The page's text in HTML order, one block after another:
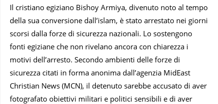
Il cristiano egiziano Bishoy Armiya, divenuto noto al tempo
della sua conversione dall’islam, è stato arrestato nei giorni
scorsi dalla forze di sicurezza nazionali. Lo sostengono
fonti egiziane che non rivelano ancora con chiarezza i
motivi dell’arresto. Secondo ambienti delle forze di
sicurezza citati in forma anonima dall’agenzia MidEast
Christian News (MCN), il detenuto sarebbe accusato di aver
fotografato obiettivi militari e politici sensibili e di aver